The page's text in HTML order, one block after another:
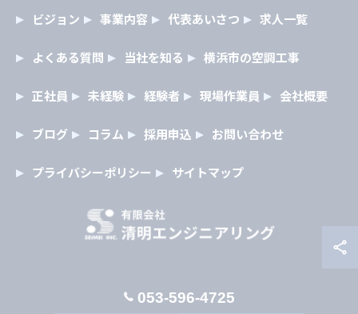
053-596-4725
ビジョン 事業内容 代表あいさつ 求人一覧
よくある質問 当社を知る 横浜市の空調工事
正社員 未経験 経験者 現場作業員 会社概要
ブログ コラム 採用申込 お問い合わせ
プライバシーポリシー サイトマップ
© 2026 静岡県浜松市の空調工事の求人なら有限会社清明エンジニアリ